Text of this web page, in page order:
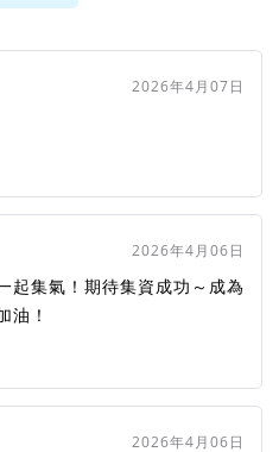
2026年4月07日
2026年4月06日
起集氣！期待集資成功～成為
油！
2026年4月06日